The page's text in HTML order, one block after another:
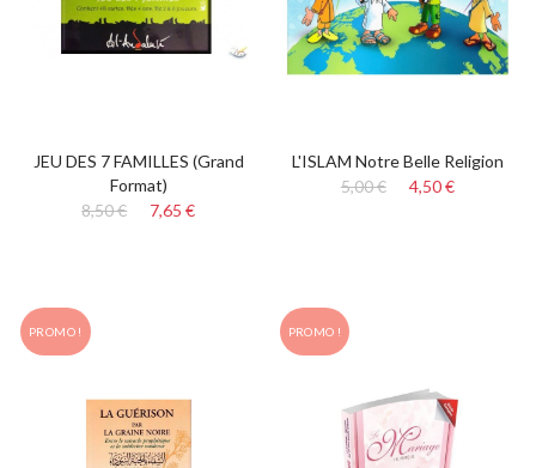
JEU DES 7 FAMILLES (Grand
Format)
8,50 €
7,65 €
L'ISLAM Notre Belle Religion
5,00 €
4,50 €
PROMO ! PROMO !